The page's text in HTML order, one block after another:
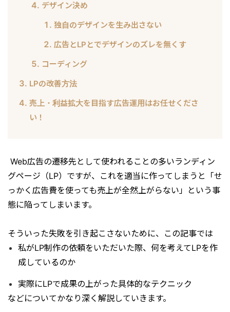
デザイン決め
独自のデザインを生み出さない
広告とLPとでデザインのズレを無くす
コーディング
LPの改善方法
売上・利益拡大を目指す広告運用はお任せくださ
い！
Web広告の遷移先として使われることの多いランディン
グページ（LP）ですが、これを適当に作ってしまうと「せ
っかく広告費を使っても売上が全然上がらない」という事
態に陥ってしまいます。
そういった失敗を引き起こさないために、この記事では
私がLP制作の依頼をいただいた際、何を考えてLPを作
成しているのか
実際にLPで成果の上がった具体的なテクニック
などについてかなり深く解説していきます。